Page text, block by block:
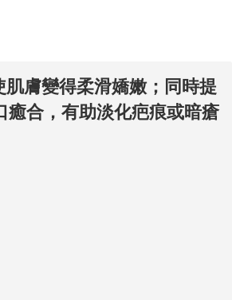
膚變得柔滑嬌嫩；同時提
癒合，有助淡化疤痕或暗瘡